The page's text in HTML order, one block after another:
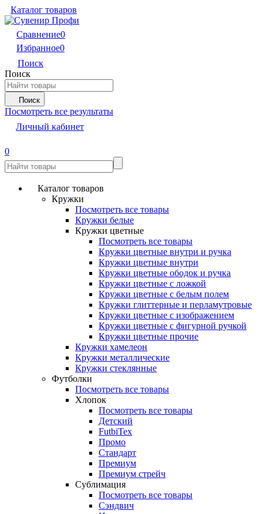
Каталог товаров
Сравнение0
Избранное0
Поиск
Поиск
Поиск
Посмотреть все результаты
Личный кабинет
0
Каталог товаров
Кружки
Посмотреть все товары
Кружки белые
Кружки цветные
Посмотреть все товары
Кружки цветные внутри и ручка
Кружки цветные внутри
Кружки цветные ободок и ручка
Кружки цветные с ложкой
Кружки цветные с белым полем
Кружки глиттерные и перламутровые
Кружки цветные с изображением
Кружки цветные с фигурной ручкой
Кружки цветные прочие
Кружки хамелеон
Кружки металлические
Кружки стеклянные
Футболки
Посмотреть все товары
Хлопок
Посмотреть все товары
Детский
FutbiTex
Промо
Стандарт
Премиум
Премиум стрейч
Сублимация
Посмотреть все товары
Сэндвич